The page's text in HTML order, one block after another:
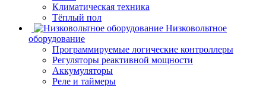
Климатическая техника
Тёплый пол
Низковольтное
оборудование
Программируемые логические контроллеры
Регуляторы реактивной мощности
Аккумуляторы
Реле и таймеры